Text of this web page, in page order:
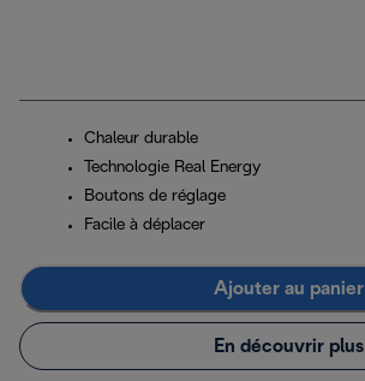
Chaleur durable
Technologie Real Energy
Boutons de réglage
Facile à déplacer
Ajouter au panier
En découvrir plus